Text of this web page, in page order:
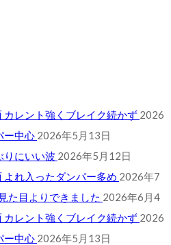
レント強くブレイク続かず 2026
ー中心 2026年5月13日
にいい波 2026年5月12日
れ入ったダンパー多め 2026年7
た目よりできました 2026年6月4
レント強くブレイク続かず 2026
ー中心 2026年5月13日